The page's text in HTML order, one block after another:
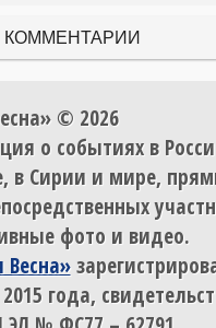
© 2026
о событиях в
в Сирии и мире,
фото и видео.
Весна»
года,